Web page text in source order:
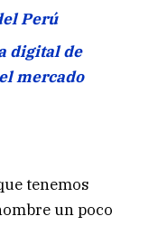
Perú
digital de
mercado
tenemos
un poco